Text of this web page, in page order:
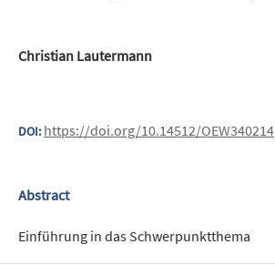
Christian Lautermann
DOI: https://doi.org/10.14512/OEW340214
Abstract
Einführung in das Schwerpunktthema